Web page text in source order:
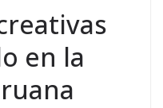
en la